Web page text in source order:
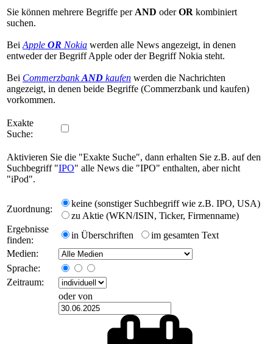
Sie können mehrere Begriffe per AND oderOR kombiniert
suchen.
Bei Apple OR Nokia werden alle News angezeigt, in denen
entweder der Begriff Apple oder der Begriff Nokia steht.
Bei CommerzbankAND kaufen werden die Nachrichten
angezeigt, in denen beide Begriffe (Commerzbank und kaufen)
vorkommen.
Exakte
Suche:
Aktivieren Sie die "Exakte Suche", dann erhalten Sie z.B. auf den
Suchbegriff "IPO" alle News die "IPO" enthalten, aber nicht
"iPod".
Zuordnung:
keine (sonstiger Suchbegriff wie z.B. IPO, USA)
zu Aktie (WKN/ISIN, Ticker, Firmenname)
Ergebnisse
finden:
in Überschriften
im gesamten Text
Medien:
Sprache:
Zeitraum:
oder von